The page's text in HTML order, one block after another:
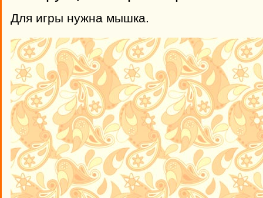
Для игры нужна мышка.